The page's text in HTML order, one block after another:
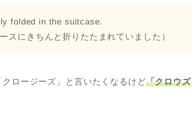
folded in the suitcase.
スにきちんと折りたたまれていました）
ロージーズ」と言いたくなるけど「クロウズ